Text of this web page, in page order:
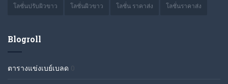
โลชั่นปรับผิวขาว โลชั่นผิวขาว โลชั่น ราคาส่ง โลชั่นราคาส่ง
Blogroll
ตารางแข่งเบย์เบลด 0